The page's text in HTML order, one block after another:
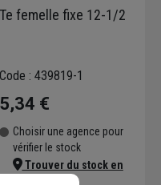
Te femelle fixe 12-1/2
Code : 439819-1
5,34 €
Choisir une agence pour
vérifier le stock
Trouver du stock en